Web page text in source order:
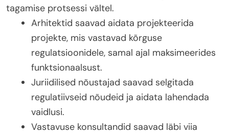
tagamise protsessi vältel.
Arhitektid saavad aidata projekteerida
projekte, mis vastavad kõrguse
regulatsioonidele, samal ajal maksimeerides
funktsionaalsust.
Juriidilised nõustajad saavad selgitada
regulatiivseid nõudeid ja aidata lahendada
vaidlusi.
Vastavuse konsultandid saavad läbi viia